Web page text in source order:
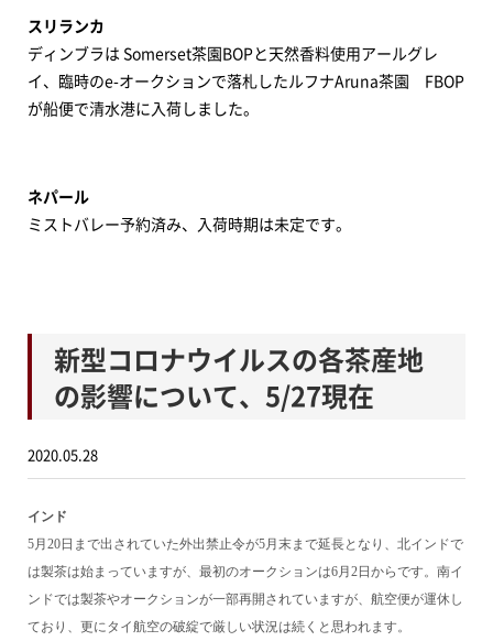
スリランカ
ディンブラは Somerset茶園BOPと天然香料使用アールグレ
イ、臨時のe-オークションで落札したルフナAruna茶園 FBOP
が船便で清水港に入荷しました。
ネパール
ミストバレー予約済み、入荷時期は未定です。
新型コロナウイルスの各茶産地
の影響について、5/27現在
2020.05.28
インド
5月 20日まで出されていた外出禁止令が5月末まで延長となり、北インドで
は製茶は始まっていますが、最初のオークションは6月 2日からです。南イ
ンドでは製茶やオークションが一部再開されていますが、航空便が運休し
ており、更にタイ航空の破綻で厳しい状況は続くと思われます。